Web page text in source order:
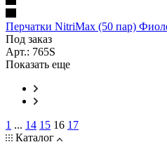
Перчатки NitriMax (50 пар)
Под заказ
Арт.: 765S
Показать еще
1 ... 14 15 16 17
Каталог